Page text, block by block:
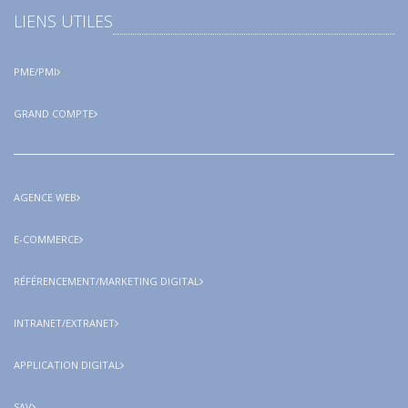
LIENS UTILES
PME/PMI
GRAND COMPTE
AGENCE WEB
E-COMMERCE
RÉFÉRENCEMENT/MARKETING DIGITAL
INTRANET/EXTRANET
APPLICATION DIGITAL